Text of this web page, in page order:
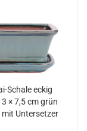
Schale eckig
× 7,5 cm grün
Untersetzer